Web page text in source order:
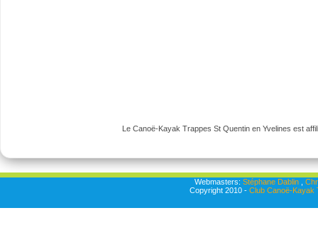
Le Canoë-Kayak Trappes St Quentin en Yvelines est
Webmasters: Stéphane Dablin,
Copyright 2010 - Club Canoë-Kayak